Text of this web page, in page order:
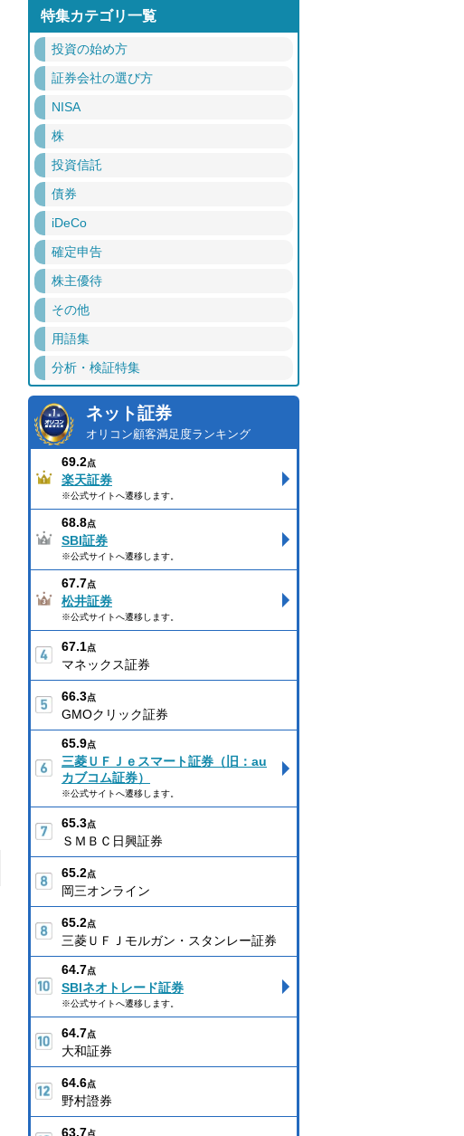
特集カテゴリ一覧
投資の始め方
証券会社の選び方
NISA
株
投資信託
債券
iDeCo
確定申告
株主優待
その他
用語集
分析・検証特集
ネット証券
オリコン顧客満足度ランキング
69.2点
楽天証券
※公式サイトへ遷移します。
68.8点
SBI証券
※公式サイトへ遷移します。
67.7点
松井証券
※公式サイトへ遷移します。
67.1点
マネックス証券
66.3点
GMOクリック証券
65.9点
三菱ＵＦＪｅスマート証券（旧：au
カブコム証券）
※公式サイトへ遷移します。
65.3点
ＳＭＢＣ日興証券
65.2点
岡三オンライン
65.2点
三菱ＵＦＪモルガン・スタンレー証券
64.7点
SBIネオトレード証券
※公式サイトへ遷移します。
64.7点
大和証券
64.6点
野村證券
63.7